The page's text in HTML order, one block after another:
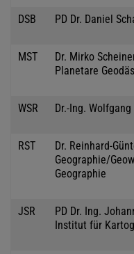
DSB PD Dr. Daniel
MST
Dr. Mirko
Planetare
WSR Dr.-Ing.
RST
Dr. Reinhard-
Geographie/
Geographie
JSR
PD Dr. Ing.
Institut für